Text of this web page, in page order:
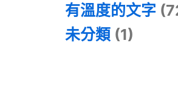
有溫度的文字
未分類 (1)